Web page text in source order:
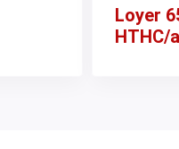
Loyer
HTHC/